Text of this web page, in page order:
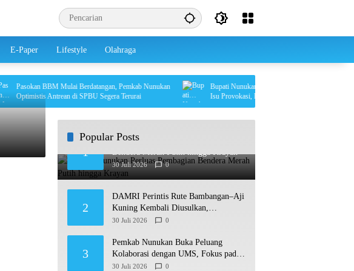
E-Paper Lifestyle Olahraga
Pasokan BBM Mulai Berdatangan, Pemkab Nunukan
Optimistis Antrean di SPBU Segera Terurai
Bupati Nunukan Ajak Semua Elemen Bersatu Redam
Isu Provokasi, Keberagaman Jadi Kekuatan Daerah
Popular Posts
1
Pemkab Nunukan Perluas Pembagian
Bendera Merah Putih hingga Krayan
30 Juli 2026 0
2
DAMRI Perintis Rute Bambangan–Aji
Kuning Kembali Diusulkan,
Ditargetkan Mengaspal pada 2027
30 Juli 2026 0
3
Pemkab Nunukan Buka Peluang
Kolaborasi dengan UMS, Fokus pada
Penguatan Kawasan Perbatasan
30 Juli 2026 0